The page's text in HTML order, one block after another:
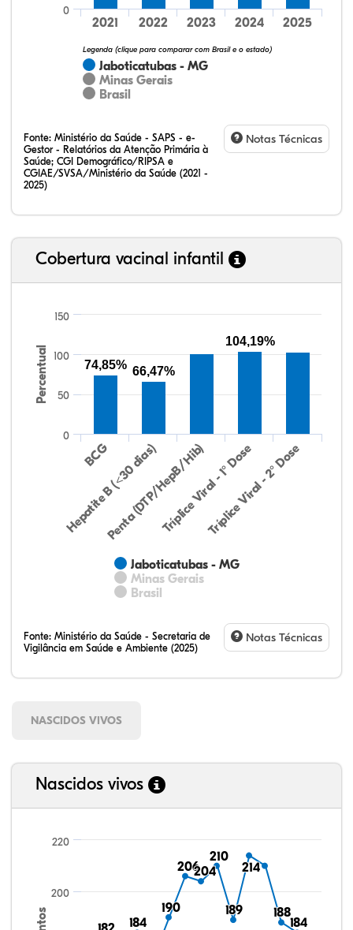
Jaboticatubas - MG
Minas Gerais
Brasil
Legenda (clique para comparar com Brasil e o estado)
2021 2022 2023 2024 2025
0
Fonte: Ministério da Saúde - SAPS - e-
Gestor - Relatórios da Atenção Primária à
Saúde; CGI Demográfico/RIPSA e
CGIAE/SVSA/Ministério da Saúde (2021 -
2025)
Notas Técnicas
Cobertura vacinal infantil
Percentual
Jaboticatubas - MG
Minas Gerais
Brasil
BCG
Hepatite B (<30 dias)
Penta (DTP/HepB/Hib)Tríplice Viral - 1° Dose
Tríplice Viral - 2° Dose
0
50
100
150
74,85% 66,47%
104,19%
Fonte: Ministério da Saúde - Secretaria de
Vigilância em Saúde e Ambiente (2025)
Notas Técnicas
NASCIDOS VIVOS
Nascidos vivos
184
184
190
190
206
206204
204
210
210
189
189
214
214
188
188
184
184
200
220
33,60%
17,60%
0,00%
48,00%
0,80%
0,00%
32,28%
12,07%
0,23%
51,73%
2,94%
0,75%